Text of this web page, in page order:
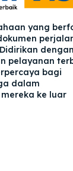
yang
dengan
pelayanan
bagi
dalam
ke luar